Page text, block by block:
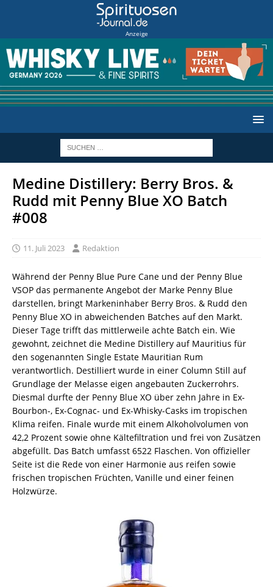
Anzeige
Medine Distillery: Berry Bros. &
Rudd mit Penny Blue XO Batch
#008
11. Juli 2023 Redaktion
Während der Penny Blue Pure Cane und der Penny Blue
VSOP das permanente Angebot der Marke Penny Blue
darstellen, bringt Markeninhaber Berry Bros. & Rudd den
Penny Blue XO in abweichenden Batches auf den Markt.
Dieser Tage trifft das mittlerweile achte Batch ein. Wie
gewohnt, zeichnet die Medine Distillery auf Mauritius für
den sogenannten Single Estate Mauritian Rum
verantwortlich. Destilliert wurde in einer Column Still auf
Grundlage der Melasse eigen angebauten Zuckerrohrs.
Diesmal durfte der Penny Blue XO über zehn Jahre in Ex-
Bourbon-, Ex-Cognac- und Ex-Whisky-Casks im tropischen
Klima reifen. Finale wurde mit einem Alkoholvolumen von
42,2 Prozent sowie ohne Kältefiltration und frei von Zusätzen
abgefüllt. Das Batch umfasst 6522 Flaschen. Von offizieller
Seite ist die Rede von einer Harmonie aus reifen sowie
frischen tropischen Früchten, Vanille und einer feinen
Holzwürze.